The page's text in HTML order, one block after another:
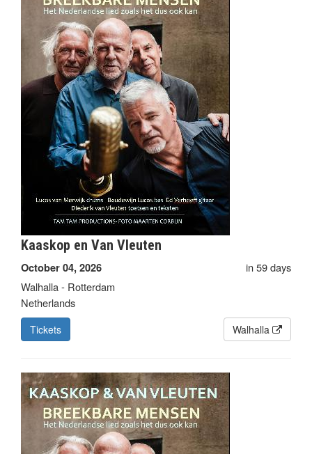
Kaaskop en Van Vleuten
October 04, 2026
in 59 days
Walhalla - Rotterdam
Netherlands
Tickets Walhalla